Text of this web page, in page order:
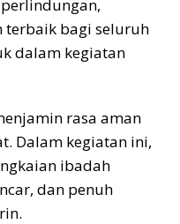
terbaik bagi seluruh
dalam kegiatan
rasa aman
Dalam kegiatan ini,
ibadah
dan penuh